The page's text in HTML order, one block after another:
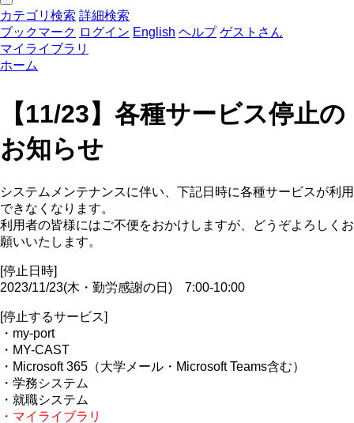
カテゴリ検索 詳細検索
ブックマーク ログイン English ヘルプ ゲストさん
マイライブラリ
ホーム
【11/23】各種サービス停止の
お知らせ
システムメンテナンスに伴い、下記日時に各種サービスが利用
できなくなります。
利用者の皆様にはご不便をおかけしますが、どうぞよろしくお
願いいたします。
[停止日時]
2023/11/23(木・勤労感謝の日) 7:00-10:00
[停止するサービス]
・my-port
・MY-CAST
・Microsoft 365（大学メール・Microsoft Teams含む）
・学務システム
・就職システム
・マイライブラリ